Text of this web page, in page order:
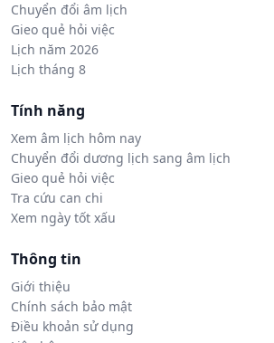
Chuyển đổi âm lịch
Gieo quẻ hỏi việc
Lịch năm 2026
Lịch tháng 8
Tính năng
Xem âm lịch hôm nay
Chuyển đổi dương lịch sang âm lịch
Gieo quẻ hỏi việc
Tra cứu can chi
Xem ngày tốt xấu
Thông tin
Giới thiệu
Chính sách bảo mật
Điều khoản sử dụng